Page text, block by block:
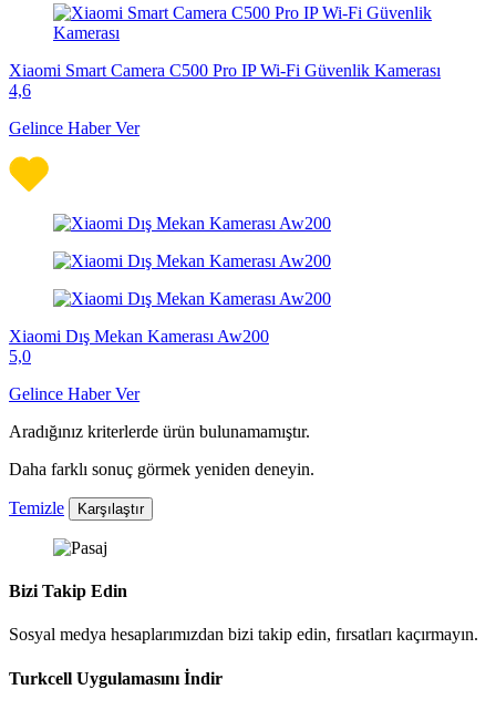
Xiaomi Smart Camera C500 Pro IP Wi-Fi Güvenlik Kamerası
4,6
Gelince Haber Ver
Xiaomi Dış Mekan Kamerası Aw200
5,0
Gelince Haber Ver
Aradığınız kriterlerde ürün bulunamamıştır.
Daha farklı sonuç görmek yeniden deneyin.
Temizle Karşılaştır
Bizi Takip Edin
Sosyal medya hesaplarımızdan bizi takip edin, fırsatları kaçırmayın.
Turkcell Uygulamasını İndir